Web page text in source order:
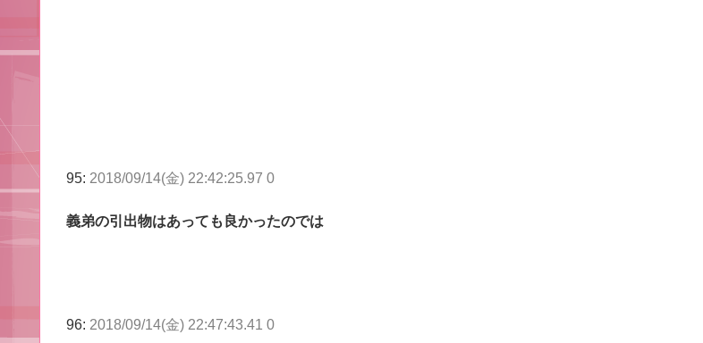
95: 2018/09/14(金) 22:42:25.97 0
義弟の引出物はあっても良かったのでは
96: 2018/09/14(金) 22:47:43.41 0